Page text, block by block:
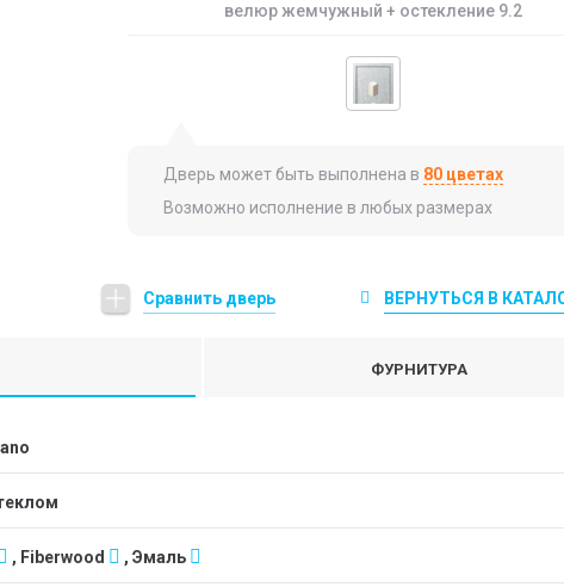
велюр жемчужный + остекление 9.2
Дверь может быть выполнена в 80 цветах
Возможно исполнение в любых размерах
Сравнить дверь ВЕРНУТЬСЯ В
ФУРНИТУРА
, Fiberwood , Эмаль